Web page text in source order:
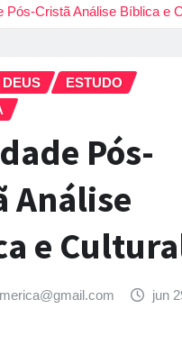
Pós-Cristã Análise Bíblica e
DEUS
ESTUDO
Pós-
Análise
e
jun